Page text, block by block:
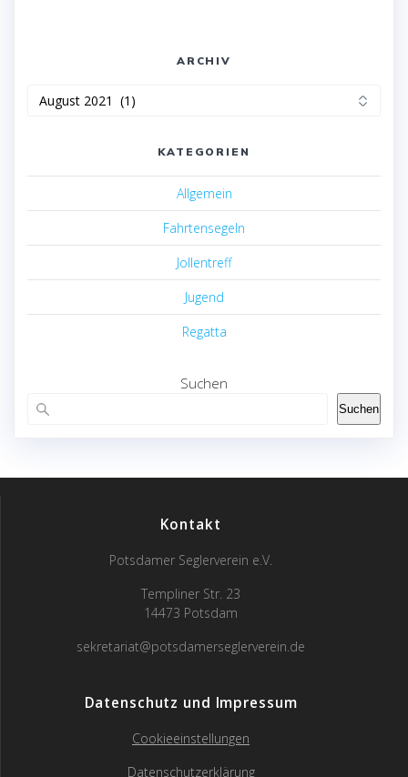
ARCHIV
KATEGORIEN
Allgemein
Fahrtensegeln
Jollentreff
Jugend
Regatta
Suchen
Suchen
Kontakt
Potsdamer Seglerverein e.V.
Templiner Str. 23
14473 Potsdam
sekretariat@potsdamerseglerverein.de
Datenschutz und Impressum
Cookieeinstellungen
Datenschutzerklärung